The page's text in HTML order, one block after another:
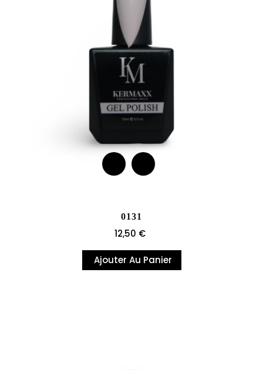
0131
Prix
12,50 €
Ajouter Au Panier